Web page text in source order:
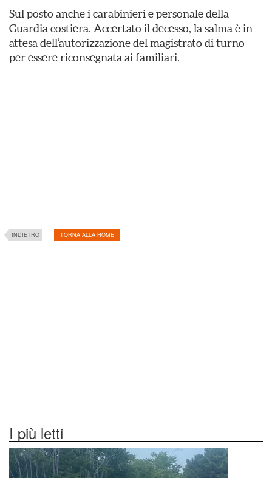
Sul posto anche i carabinieri e personale della
Guardia costiera. Accertato il decesso, la salma è in
attesa dell’autorizzazione del magistrato di turno
per essere riconsegnata ai familiari.
INDIETRO TORNA ALLA HOME
I più letti